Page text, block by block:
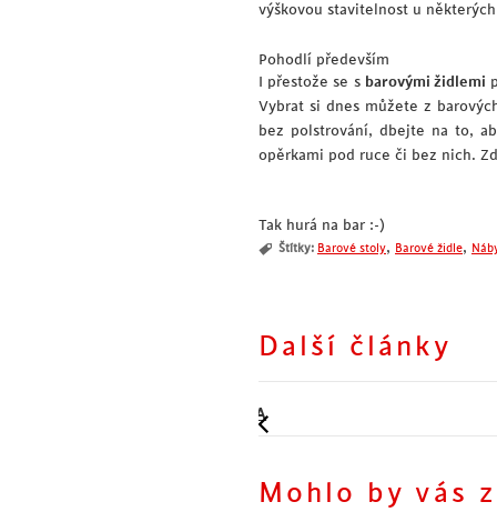
výškovou stavitelnost u
Pohodlí především
I přestože se s barovými židlemi
Vybrat si dnes můžete z
bez polstrování, dbejte na to,
opěrkami pod ruce či bez nich.
Tak hurá na bar :-)
Štítky: Barové stoly, Barové židle,
Další články
Mohlo by vás